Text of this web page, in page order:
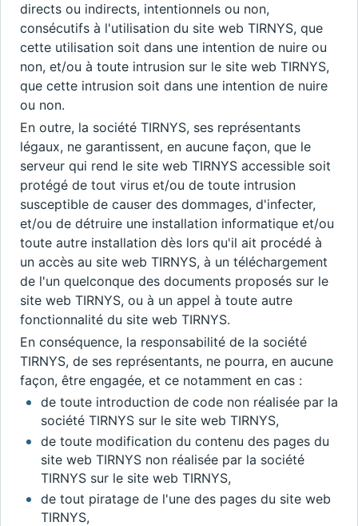
directs ou indirects, intentionnels ou non,
consécutifs à l'utilisation du site web TIRNYS, que
cette utilisation soit dans une intention de nuire ou
non, et/ou à toute intrusion sur le site web TIRNYS,
que cette intrusion soit dans une intention de nuire
ou non.
En outre, la société TIRNYS, ses représentants
légaux, ne garantissent, en aucune façon, que le
serveur qui rend le site web TIRNYS accessible soit
protégé de tout virus et/ou de toute intrusion
susceptible de causer des dommages, d'infecter,
et/ou de détruire une installation informatique et/ou
toute autre installation dès lors qu'il ait procédé à
un accès au site web TIRNYS, à un téléchargement
de l'un quelconque des documents proposés sur le
site web TIRNYS, ou à un appel à toute autre
fonctionnalité du site web TIRNYS.
En conséquence, la responsabilité de la société
TIRNYS, de ses représentants, ne pourra, en aucune
façon, être engagée, et ce notamment en cas :
de toute introduction de code non réalisée par la
société TIRNYS sur le site web TIRNYS,
de toute modification du contenu des pages du
site web TIRNYS non réalisée par la société
TIRNYS sur le site web TIRNYS,
de tout piratage de l'une des pages du site web
TIRNYS,